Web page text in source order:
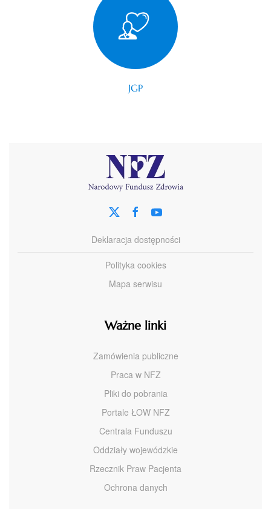
JGP
Deklaracja dostępności
Polityka cookies
Mapa serwisu
Ważne linki
Zamówienia publiczne
Praca w NFZ
Pliki do pobrania
Portale ŁOW NFZ
Centrala Funduszu
Oddziały wojewódzkie
Rzecznik Praw Pacjenta
Ochrona danych